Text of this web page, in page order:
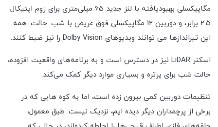
مگاپیکسلی بهبودیافته با لنز جدید 65 میلی‌متری برای زوم اپتیکال
2.5 برابر، و دوربین 12 مگاپیکسلی فوق عریض با شب. حالت. همه
این تیراندازها می توانند ویدیوهای Dolby Vision را نیز ضبط کنند.
اسکنر LiDAR نیز در دسترس است و به برنامه‌های واقعیت افزوده،
حالت شب برای پرتره و بسیاری موارد دیگر کمک می‌کند.
تنظیمات دوربین کمی بیرون زده است، اما به کوه هایی که در
برخی از پرچمداران دیگر دیده ایم، نزدیک نیست. طبق معمول،